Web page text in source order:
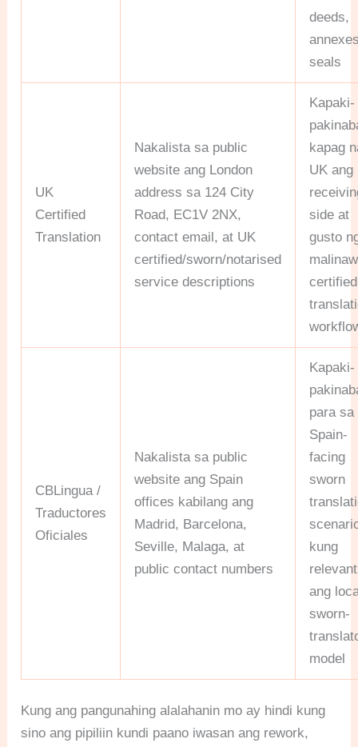
deeds,
seals
UK
Certified
Translation
Nakalista sa public
website ang London
address sa 124 City
Road, EC1V 2NX,
contact email, at UK
certified/sworn/notarised
service descriptions
Kapaki-
kapag
UK ang
side at
gusto
certified
CBLingua /
Traductores
Oficiales
Nakalista sa public
website ang Spain
offices kabilang ang
Madrid, Barcelona,
Seville, Malaga, at
public contact numbers
Kapaki-
para sa
Spain-
facing
sworn
kung
relevant
ang
sworn-
model
Kung ang pangunahing alalahanin mo ay hindi kung
sino ang pipiliin kundi paano iwasan ang rework,